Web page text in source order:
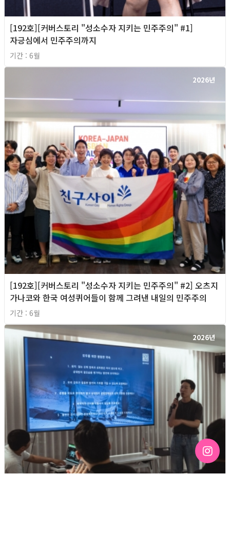
[192호][커버스토리 "성소수자 지키는 민주주의" #1]
자긍심에서 민주주의까지
기간 : 6월
2026년
[192호][커버스토리 "성소수자 지키는 민주주의" #2] 오츠지
가나코와 한국 여성퀴어들이 함께 그려낸 내일의 민주주의
기간 : 6월
2026년